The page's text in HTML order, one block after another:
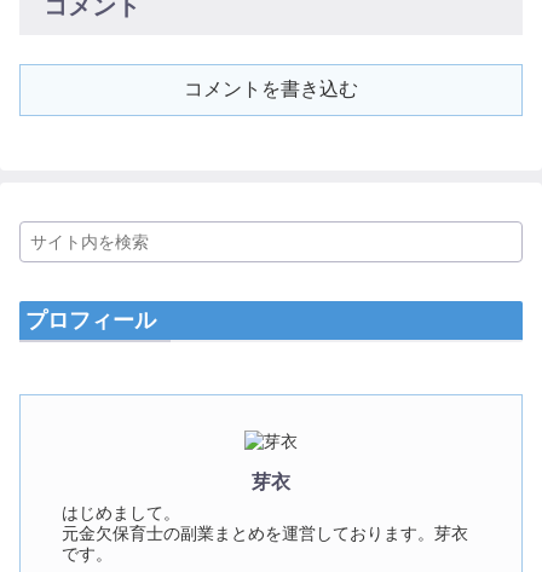
コメント
コメントを書き込む
プロフィール
芽衣
はじめまして。
元金欠保育士の副業まとめを運営しております。芽衣
です。